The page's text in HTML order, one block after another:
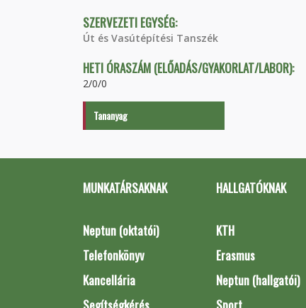
SZERVEZETI EGYSÉG:
Út és Vasútépítési Tanszék
HETI ÓRASZÁM (ELŐADÁS/GYAKORLAT/LABOR):
2/0/0
Tananyag
MUNKATÁRSAKNAK
Neptun (oktatói)
Telefonkönyv
Kancellária
HALLGATÓKNAK
KTH
Erasmus
Neptun (hallgatói)